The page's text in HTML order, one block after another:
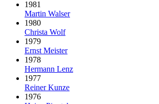
1981
Martin Walser
1980
Christa Wolf
1979
Ernst Meister
1978
Hermann Lenz
1977
Reiner Kunze
1976